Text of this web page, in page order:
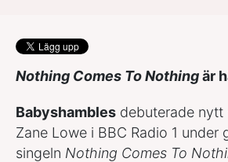
Nothing Comes To Nothingär
Babyshambles debuterade nytt
Zane Lowe i BBC Radio 1 under
singeln Nothing Comes To